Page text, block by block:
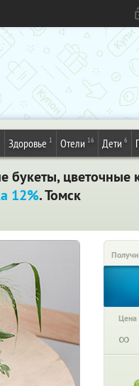
Здоровье 1 Отели 16 Дети 6
букеты,
12%. Томск
Цена
∞